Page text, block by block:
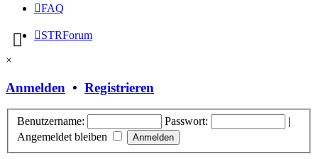
FAQ
STRForum
×
Anmelden • Registrieren
Benutzername: Passwort:
|
Angemeldet bleiben